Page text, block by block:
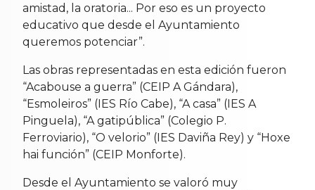
amistad, la oratoria... Por eso es un proyecto
educativo que desde el Ayuntamiento
queremos potenciar”.
Las obras representadas en esta edición fueron
“Acabouse a guerra” (CEIP A Gándara),
“Esmoleiros” (IES Río Cabe), “A casa” (IES A
Pinguela), “A gatipública” (Colegio P.
Ferroviario), “O velorio” (IES Daviña Rey) y “Hoxe
hai función” (CEIP Monforte).
Desde el Ayuntamiento se valoró muy